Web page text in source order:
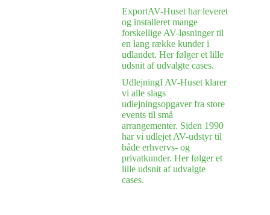
ExportAV-Huset har leveret
og installeret mange
forskellige AV-løsninger til
en lang række kunder i
udlandet. Her følger et lille
udsnit af udvalgte cases.
UdlejningI AV-Huset klarer
vi alle slags
udlejningsopgaver fra store
events til små
arrangementer. Siden 1990
har vi udlejet AV-udstyr til
både erhvervs- og
privatkunder. Her følger et
lille udsnit af udvalgte
cases.